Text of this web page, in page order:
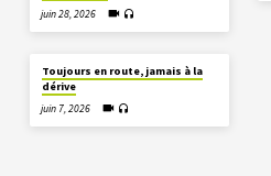
juin 28, 2026
Toujours en route, jamais à la
dérive
juin 7, 2026